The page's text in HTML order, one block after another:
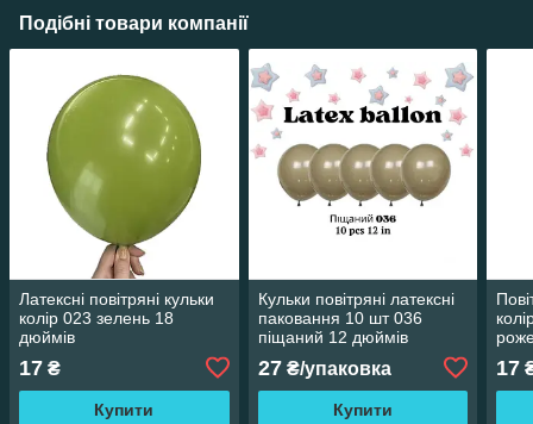
Подібні товари компанії
Латексні повітряні кульки
колір 023 зелень 18
дюймів
17 ₴
Купити
Кульки повітряні латексні
паковання 10 шт 036
піщаний 12 дюймів
27₴/упаковка
Купити
17